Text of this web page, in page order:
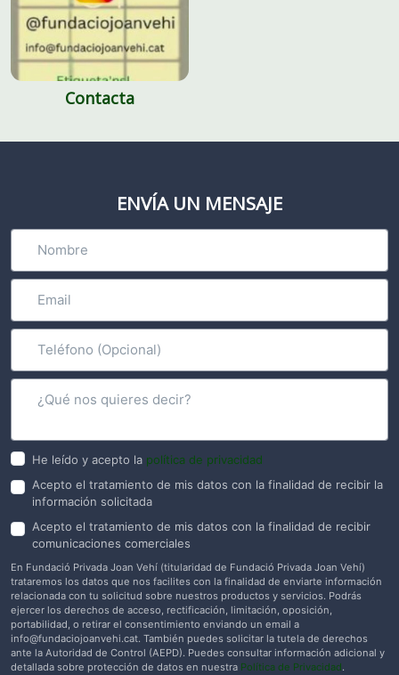
Contacta
ENVÍA UN MENSAJE
He leído y acepto la política de privacidad
Acepto el tratamiento de mis datos con la finalidad de recibir la
información solicitada
Acepto el tratamiento de mis datos con la finalidad de recibir
comunicaciones comerciales
En Fundació Privada Joan Vehí (titularidad de Fundació Privada Joan Vehí)
trataremos los datos que nos facilites con la finalidad de enviarte información
relacionada con tu solicitud sobre nuestros productos y servicios. Podrás
ejercer los derechos de acceso, rectificación, limitación, oposición,
portabilidad, o retirar el consentimiento enviando un email a
info@fundaciojoanvehi.cat. También puedes solicitar la tutela de derechos
ante la Autoridad de Control (AEPD). Puedes consultar información adicional y
detallada sobre protección de datos en nuestra Política de Privacidad.